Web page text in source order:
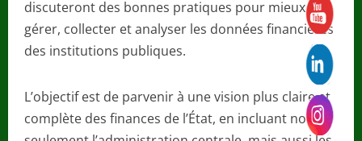
discuteront des bonnes pratiques pour mieux
gérer, collecter et analyser les données financières
des institutions publiques.
L’objectif est de parvenir à une vision plus claire et
complète des finances de l’État, en incluant non